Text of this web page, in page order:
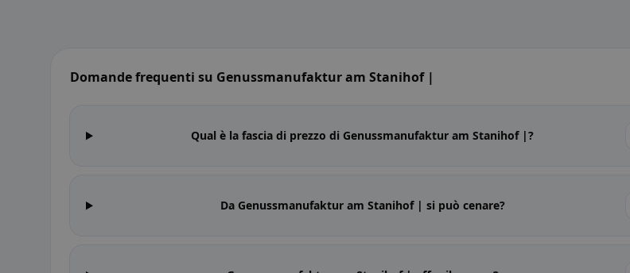
Domande frequenti su Genussmanufaktur am Stanihof |
Qual è la fascia di prezzo di Genussmanufaktur am Stanihof |?
Da Genussmanufaktur am Stanihof | si può cenare?